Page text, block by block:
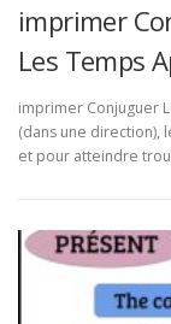
imprimer
Les Temps
imprimer Conjuguer
(dans une direction),
et pour atteindre